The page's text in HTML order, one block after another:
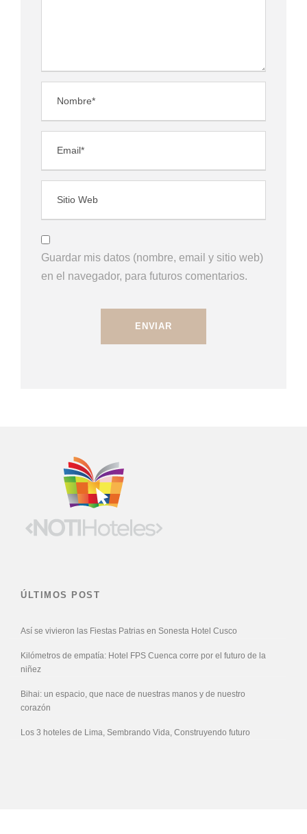
Guardar mis datos (nombre, email y sitio web)
en el navegador, para futuros comentarios.
ÚLTIMOS POST
Así se vivieron las Fiestas Patrias en Sonesta Hotel Cusco
Kilómetros de empatía: Hotel FPS Cuenca corre por el futuro de la
niñez
Bihai: un espacio, que nace de nuestras manos y de nuestro
corazón
Los 3 hoteles de Lima, Sembrando Vida, Construyendo futuro